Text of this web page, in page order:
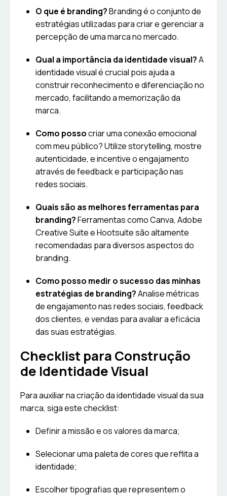
O que é branding?Branding é o conjunto de
estratégias utilizadas para criar e gerenciar a
percepção de uma marca no mercado.
Qual a importância da identidade visual?A
identidade visual é crucial pois ajuda a
construir reconhecimento e diferenciação no
mercado, facilitando a memorização da
marca.
Como possocriar uma conexão emocional
com meu público? Utilize storytelling, mostre
autenticidade, e incentive o engajamento
através de feedback e participação nas
redes sociais.
Quais são as melhores ferramentas para
branding?Ferramentas como Canva, Adobe
Creative Suite e Hootsuite são altamente
recomendadas para diversos aspectos do
branding.
Como posso medir o sucesso das minhas
estratégias de branding?Analise métricas
de engajamento nas redes sociais, feedback
dos clientes, e vendas para avaliar a eficácia
das suas estratégias.
Checklist para Construção
de Identidade Visual
Para auxiliar na criação da identidade visual da sua
marca, siga este checklist:
Definir a missão e os valores da marca;
Selecionar uma paleta de cores que reflita a
identidade;
Escolher tipografias que representem o